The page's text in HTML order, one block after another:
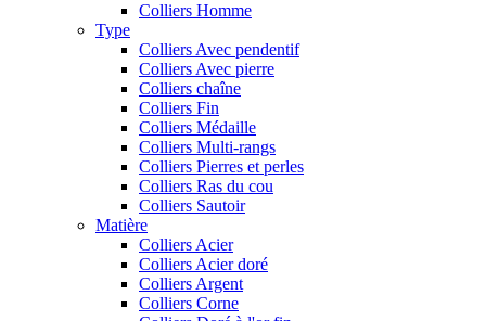
Colliers Homme
Type
Colliers Avec pendentif
Colliers Avec pierre
Colliers chaîne
Colliers Fin
Colliers Médaille
Colliers Multi-rangs
Colliers Pierres et perles
Colliers Ras du cou
Colliers Sautoir
Matière
Colliers Acier
Colliers Acier doré
Colliers Argent
Colliers Corne